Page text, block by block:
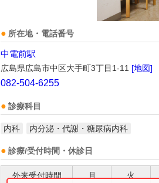
所在地・電話番号
中電前駅
広島県広島市中区大手町3丁目1-11 [地図]
082-504-6255
診療科目
内科 内分泌・代謝・糖尿病内科
診療/受付時間・休診日
外来受付時間 月 火